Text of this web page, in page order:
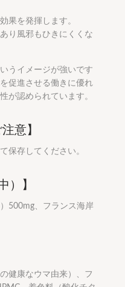
果を発揮します。
り風邪もひきにくくな
うイメージが強いです
促進させる働きに優れ
が認められています。
意】
保存してください。
）】
500mg、フランス海岸
健康なウマ由来）、フ